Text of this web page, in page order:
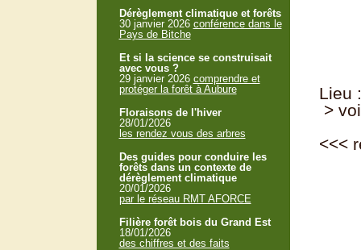
Lieu
>
<<<
Dérèglement climatique et forêts
30 janvier 2026 conférence dans le
Pays de Bitche
Et si la science se construisait
avec vous ?
29 janvier 2026 comprendre et
protéger la forêt à Aubure
Floraisons de l'hiver
28/01/2026
les rendez vous des arbres
Des guides pour conduire les
forêts dans un contexte de
dérèglement climatique
20/01/2026
par le réseau RMT AFORCE
Filière forêt bois du Grand Est
18/01/2026
des chiffres et des faits